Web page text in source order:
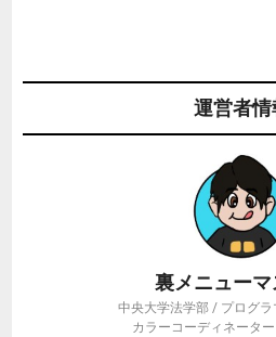
運営者情
裏メニュー
中央大学法学部 / プログ
カラーコーディネータ